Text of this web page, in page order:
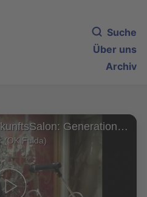
Suche
Über uns
Archiv
Fuldaer ZukunftsSalon: Generationenkonflikt - Brauchen wir eine neue Kultur des Helfens?
(OK Fulda)